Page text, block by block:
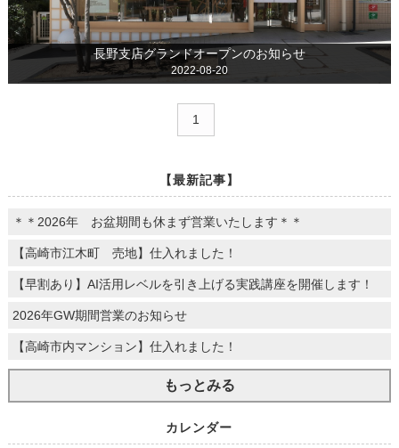
長野支店グランドオープンのお知らせ
2022-08-20
1
【最新記事】
＊＊2026年 お盆期間も休まず営業いたします＊＊
【高崎市江木町 売地】仕入れました！
【早割あり】AI活用レベルを引き上げる実践講座を開催します！
2026年GW期間営業のお知らせ
【高崎市内マンション】仕入れました！
もっとみる
カレンダー